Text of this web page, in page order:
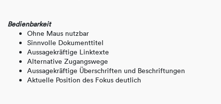
Bedienbarkeit
Ohne Maus nutzbar
Sinnvolle Dokumenttitel
Aussagekräftige Linktexte
Alternative Zugangswege
Aussagekräftige Überschriften und Beschriftungen
Aktuelle Position des Fokus deutlich